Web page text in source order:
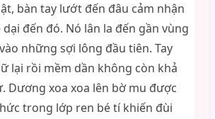
bàn tay lướt đến đâu cảm nhận
đến đó. Nó lân la đến gần vùng
những sợi lông đầu tiên. Tay
lại rồi mềm dần không còn khả
Dương xoa xoa lên bờ mu được
trong lớp ren bé tí khiến đùi